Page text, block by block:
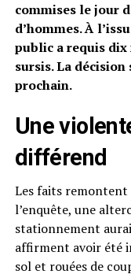
commises le jour
d’hommes. À
public a requis dix
sursis. La
prochain.
Une
différend
Les faits remontent
l’enquête, une
stationnement
affirment avoir été
sol et rouées de